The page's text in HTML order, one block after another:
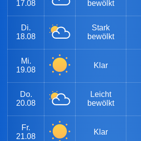
17.08
bewölkt
Di.
18.08
Stark
bewölkt
Mi.
19.08
Klar
Do.
20.08
Leicht
bewölkt
Fr.
21.08
Klar